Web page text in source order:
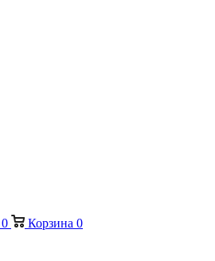
0 Корзина 0